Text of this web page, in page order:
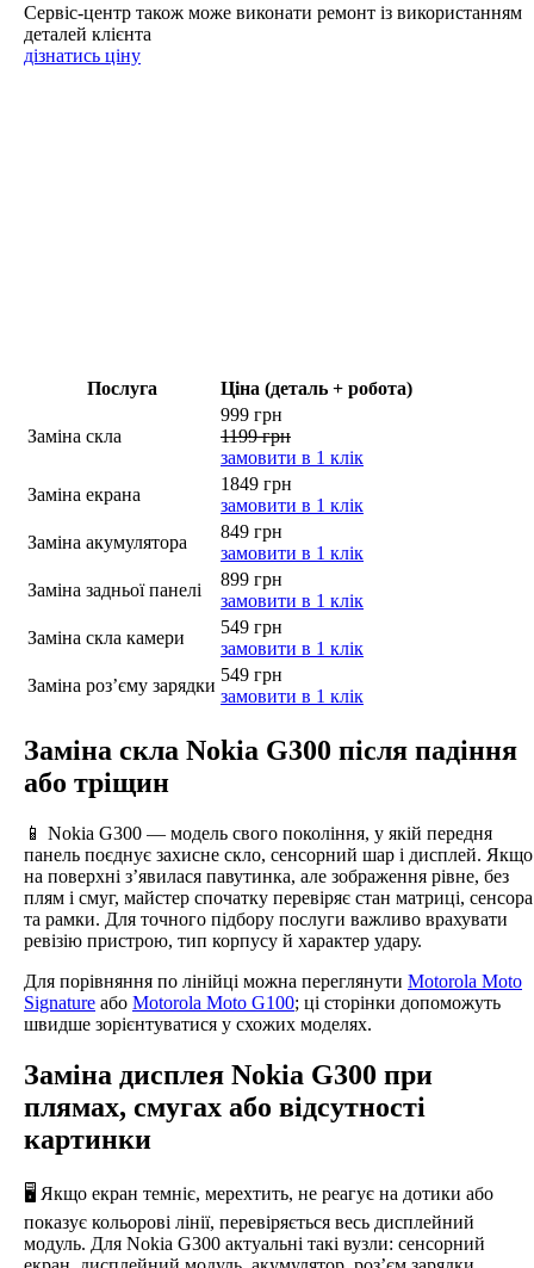
Сервіс-центр також може виконати ремонт із використанням
деталей клієнта
дізнатись ціну
Послуга Ціна (деталь + робота)
Заміна скла
999 грн
1199 грн
замовити в 1 клік
Заміна екрана
1849 грн
замовити в 1 клік
Заміна акумулятора
849 грн
замовити в 1 клік
Заміна задньої панелі
899 грн
замовити в 1 клік
Заміна скла камери
549 грн
замовити в 1 клік
Заміна роз’єму зарядки
549 грн
замовити в 1 клік
Заміна скла Nokia G300 після падіння
або тріщин
📱 Nokia G300 — модель свого покоління, у якій передня
панель поєднує захисне скло, сенсорний шар і дисплей. Якщо
на поверхні з’явилася павутинка, але зображення рівне, без
плям і смуг, майстер спочатку перевіряє стан матриці, сенсора
та рамки. Для точного підбору послуги важливо врахувати
ревізію пристрою, тип корпусу й характер удару.
Для порівняння по лінійці можна переглянути Motorola Moto
Signature або Motorola Moto G100; ці сторінки допоможуть
швидше зорієнтуватися у схожих моделях.
Заміна дисплея Nokia G300 при
плямах, смугах або відсутності
картинки
🖥️ Якщо екран темніє, мерехтить, не реагує на дотики або
показує кольорові лінії, перевіряється весь дисплейний
модуль. Для Nokia G300 актуальні такі вузли: сенсорний